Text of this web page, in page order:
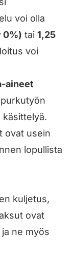
voi olla
0%) tai 1,25
voi
aineet
käsittelyä.
ovat usein
lopullista
kuljetus,
ovat
ne myös